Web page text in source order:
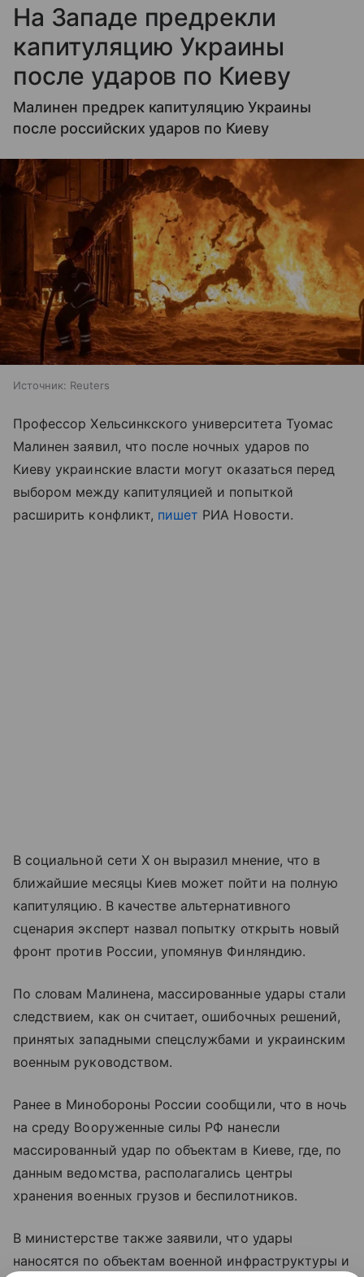
На Западе предрекли
капитуляцию Украины
после ударов по Киеву
Малинен предрек капитуляцию Украины
после российских ударов по Киеву
Источник: Reuters
Профессор Хельсинкского университета Туомас
Малинен заявил, что после ночных ударов по
Киеву украинские власти могут оказаться перед
выбором между капитуляцией и попыткой
расширить конфликт, пишет РИА Новости.
В социальной сети X он выразил мнение, что в
ближайшие месяцы Киев может пойти на полную
капитуляцию. В качестве альтернативного
сценария эксперт назвал попытку открыть новый
фронт против России, упомянув Финляндию.
По словам Малинена, массированные удары стали
следствием, как он считает, ошибочных решений,
принятых западными спецслужбами и украинским
военным руководством.
Ранее в Минобороны России сообщили, что в ночь
на среду Вооруженные силы РФ нанесли
массированный удар по объектам в Киеве, где, по
данным ведомства, располагались центры
хранения военных грузов и беспилотников.
В министерстве также заявили, что удары
наносятся по объектам военной инфраструктуры и